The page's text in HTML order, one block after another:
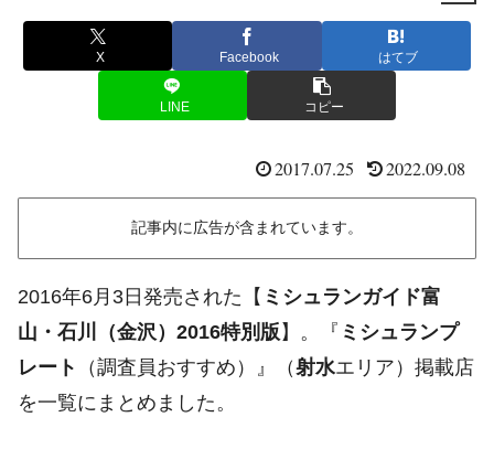
X Facebook はてブ
LINE コピー
2017.07.25 2022.09.08
記事内に広告が含まれています。
2016年6月3日発売された【 ミシュランガイド富
山・石川（金沢）2016特別版 】。『 ミシュランプ
レート
（調査員おすすめ）』（射水エリア）掲載店
を一覧にまとめました。